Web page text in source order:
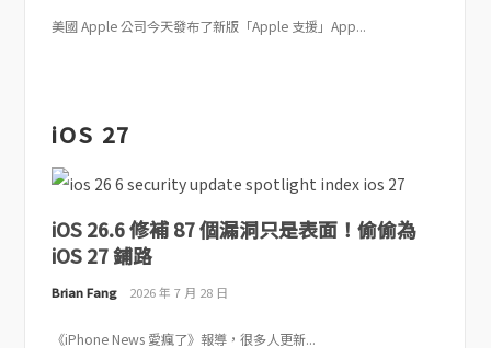
美國 Apple 公司今天發布了新版「Apple 支援」App...
iOS 27
iOS 26.6 修補 87 個漏洞只是表面！偷偷為
iOS 27 鋪路
Brian Fang 2026 年 7 月 28 日
《iPhone News 愛瘋了》報導，很多人更新...